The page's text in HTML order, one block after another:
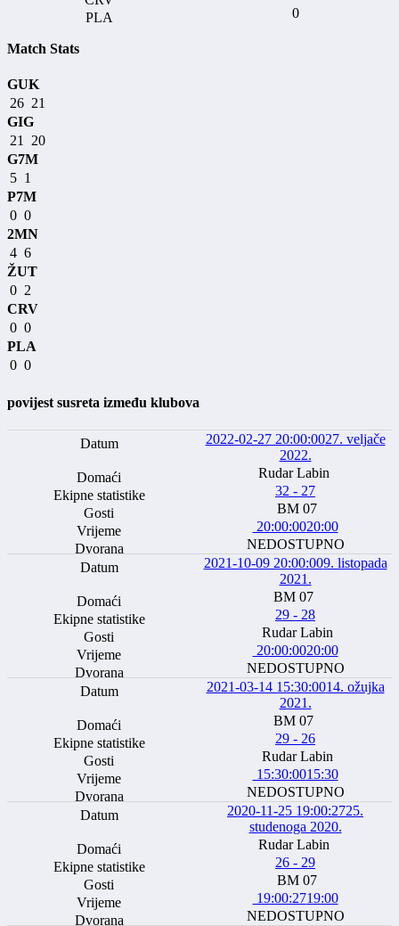
0
Match Stats
GUK
26 21
GIG
21
20
G7M
5 1
P7M
0 0
2MN
4 6
ŽUT
0 2
CRV
0 0
PLA
0 0
povijest susreta između klubova
2022-02-27 20:00:0027. veljače
2022.
Rudar Labin
32 - 27
BM 07
20:00:0020:00
NEDOSTUPNO
2021-10-09 20:00:009. listopada
2021.
BM 07
29 - 28
Rudar Labin
20:00:0020:00
NEDOSTUPNO
2021-03-14 15:30:0014. ožujka
2021.
BM 07
29 - 26
Rudar Labin
15:30:0015:30
NEDOSTUPNO
2020-11-25 19:00:2725.
studenoga 2020.
Rudar Labin
26 - 29
BM 07
19:00:2719:00
NEDOSTUPNO